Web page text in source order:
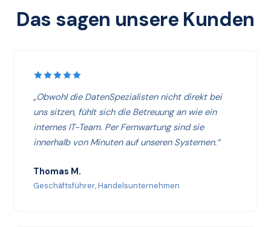
Das sagen unsere Kunden
„Obwohl die DatenSpezialisten nicht direkt bei
uns sitzen, fühlt sich die Betreuung an wie ein
internes IT-Team. Per Fernwartung sind sie
innerhalb von Minuten auf unseren Systemen.“
Thomas M.
Geschäftsführer, Handelsunternehmen